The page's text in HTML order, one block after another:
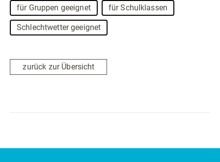
für Gruppen geeignet für Schulklassen
Schlechtwetter geeignet
zurück zur Übersicht